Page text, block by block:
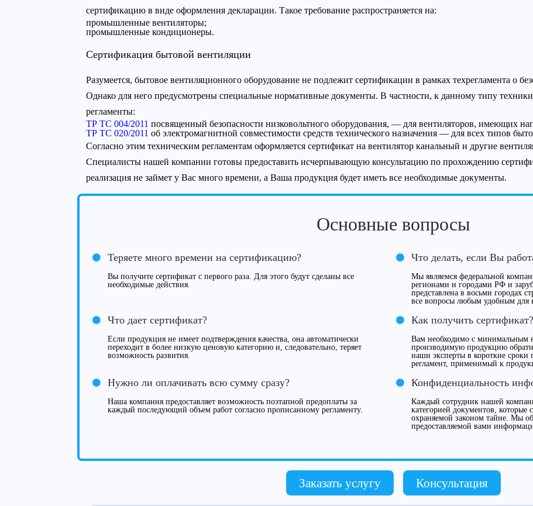
сертификацию в виде оформления декларации. Такое требование распространяется на:
промышленные вентиляторы;
промышленные кондиционеры.
Сертификация бытовой вентиляции
Разумеется, бытовое вентиляционного оборудование не подлежит сертификации в рамках техрегламента о
Однако для него предусмотрены специальные нормативные документы. В частности, к данному типу
регламенты:
ТР ТС 004/2011 посвященный безопасности низковольтного оборудования, — для вентиляторов, имеющих
ТР ТС 020/2011 об электромагнитной совместимости средств технического назначения — для всех типов
Согласно этим техническим регламентам оформляется сертификат на вентилятор канальный и другие
Специалисты нашей компании готовы предоставить исчерпывающую консультацию по прохождению
реализация не займет у Вас много времени, а Ваша продукция будет иметь все необходимые документы.
Основные вопросы
Теряете много времени на сертификацию?
Вы получите сертификат с первого раза. Для этого будут сделаны все
необходимые действия.
Что делать, если Вы
Мы являемся федеральной
регионами и городами РФ и
представлена в восьми городах
все вопросы любым удобным для
Что дает сертификат?
Если продукция не имеет подтверждения качества, она автоматически
переходит в более низкую ценовую категорию и, следовательно, теряет
возможность развития.
Как получить сертификат?
Вам необходимо с минимальным
производимую продукцию
наши эксперты в короткие сроки
регламент, применимый к
Нужно ли оплачивать всю сумму сразу?
Наша компания предоставляет возможность поэтапной предоплаты за
каждый последующий объем работ согласно прописанному регламенту.
Конфиденциальность
Каждый сотрудник нашей
категорией документов, которые
охраняемой законом тайне. Мы
предоставляемой вами
Заказать услугу Консультация